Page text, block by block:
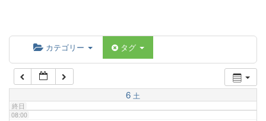
カテゴリー タグ
6 土
終日
07:00
08:00